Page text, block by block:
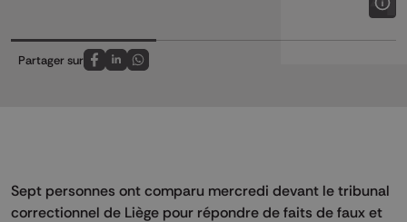
Partager sur
Partagez sur FaceBook
Partagez sur LinkedIn
Partagez sur Whatsapp
Sept personnes ont comparu mercredi devant le tribunal
correctionnel de Liège pour répondre de faits de faux et